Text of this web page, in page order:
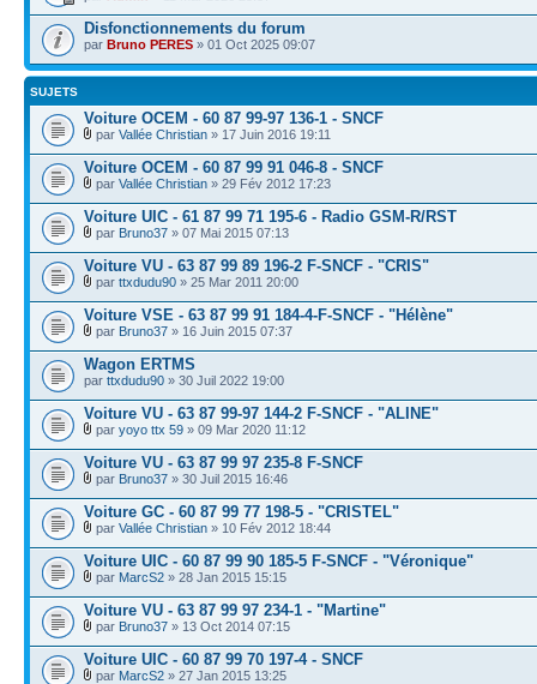
Disfonctionnements du forum
par Bruno PERES » 01 Oct 2025 09:07
SUJETS
Voiture OCEM - 60 87 99-97 136-1 - SNCF
par Vallée Christian » 17 Juin 2016 19:11
Voiture OCEM - 60 87 99 91 046-8 - SNCF
par Vallée Christian » 29 Fév 2012 17:23
Voiture UIC - 61 87 99 71 195-6 - Radio GSM-R/RST
par Bruno37 » 07 Mai 2015 07:13
Voiture VU - 63 87 99 89 196-2 F-SNCF - "CRIS"
par ttxdudu90 » 25 Mar 2011 20:00
Voiture VSE - 63 87 99 91 184-4-F-SNCF - "Hélène"
par Bruno37 » 16 Juin 2015 07:37
Wagon ERTMS
par ttxdudu90 » 30 Juil 2022 19:00
Voiture VU - 63 87 99-97 144-2 F-SNCF - "ALINE"
par yoyo ttx 59 » 09 Mar 2020 11:12
Voiture VU - 63 87 99 97 235-8 F-SNCF
par Bruno37 » 30 Juil 2015 16:46
Voiture GC - 60 87 99 77 198-5 - "CRISTEL"
par Vallée Christian » 10 Fév 2012 18:44
Voiture UIC - 60 87 99 90 185-5 F-SNCF - "Véronique"
par MarcS2 » 28 Jan 2015 15:15
Voiture VU - 63 87 99 97 234-1 - "Martine"
par Bruno37 » 13 Oct 2014 07:15
Voiture UIC - 60 87 99 70 197-4 - SNCF
par MarcS2 » 27 Jan 2015 13:25